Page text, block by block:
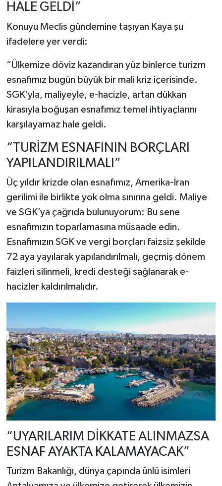
HALE GELDİ”
Konuyu Meclis gündemine taşıyan Kaya şu
ifadelere yer verdi:
“Ülkemize döviz kazandıran yüz binlerce turizm
esnafımız bugün büyük bir mali kriz içerisinde.
SGK’yla, maliyeyle, e-hacizle, artan dükkan
kirasıyla boğuşan esnafımız temel ihtiyaçlarını
karşılayamaz hale geldi.
“TURİZM ESNAFININ BORÇLARI
YAPILANDIRILMALI”
Üç yıldır krizde olan esnafımız, Amerika-İran
gerilimi ile birlikte yok olma sınırına geldi. Maliye
ve SGK’ya çağrıda bulunuyorum: Bu sene
esnafımızın toparlamasına müsaade edin.
Esnafımızın SGK ve vergi borçları faizsiz şekilde
72 aya yayılarak yapılandırılmalı, geçmiş dönem
faizleri silinmeli, kredi desteği sağlanarak e-
hacizler kaldırılmalıdır.
“UYARILARIM DİKKATE ALINMAZSA
ESNAF AYAKTA KALAMAYACAK”
Turizm Bakanlığı, dünya çapında ünlü isimleri